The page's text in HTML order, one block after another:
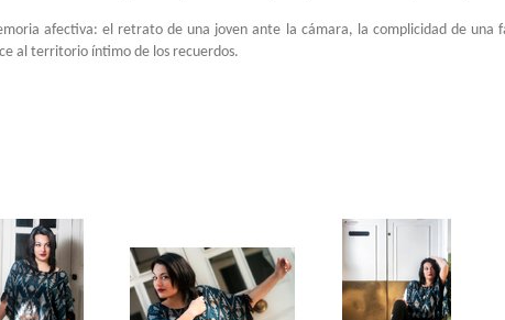
afectiva: el retrato de una joven ante la cámara, la complicidad de una
al territorio íntimo de los recuerdos.